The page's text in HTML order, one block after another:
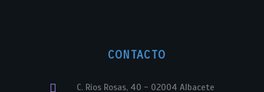
CONTACTO
C. Ríos Rosas, 40 - 02004 Albacete